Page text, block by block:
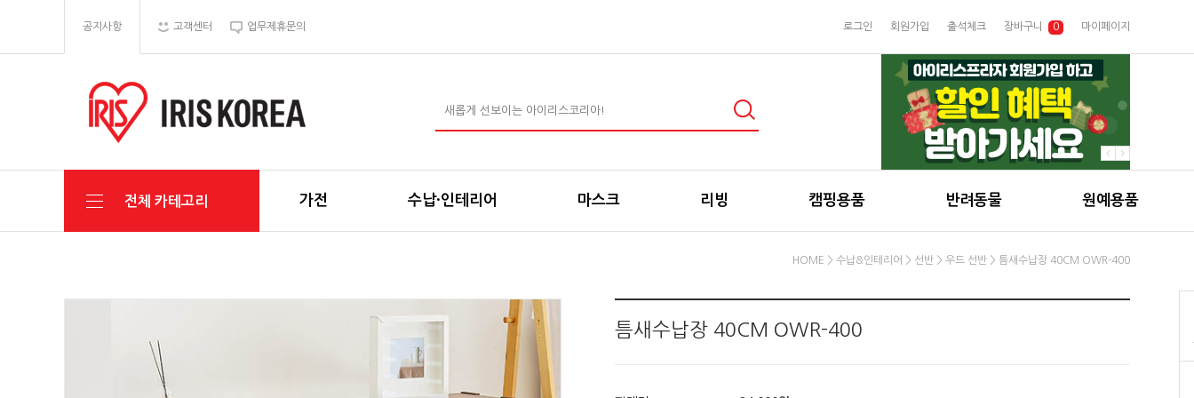
공지사항 고객센터 업무제휴문의 로그인 회원가입 출석체크 장바구니 0 마이페이지
전체 카테고리 가전 수납·인테리어 마스크 리빙 캠핑용품 반려동물 원예용품
HOME > 수납&인테리어 > 선반 > 우드 선반 > 틈새수납장 40CM OWR-400
틈새수납장 40CM OWR-400